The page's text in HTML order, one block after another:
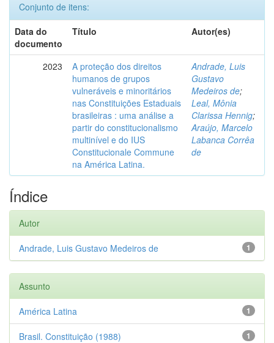
Conjunto de itens:
Data do
documento
Título Autor(es)
2023
A proteção dos direitos
humanos de grupos
vulneráveis e minoritários
nas Constituições Estaduais
brasileiras : uma análise a
partir do constitucionalismo
multinível e do IUS
Constitucionale Commune
na América Latina.
Andrade, Luis
Gustavo
Medeiros de;
Leal, Mônia
Clarissa Hennig;
Araújo, Marcelo
Labanca Corrêa
de
Índice
Autor
1
Andrade, Luis Gustavo Medeiros de
Assunto
1
América Latina
1
Brasil. Constituição (1988)